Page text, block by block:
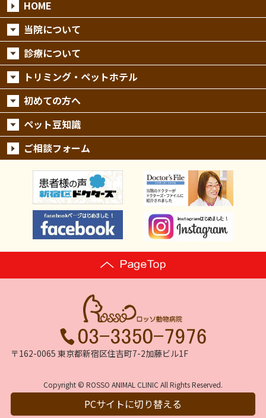
HOME
当院について
診療について
トリミング・ペットホテル
初めての方へ
ペット豆知識
ご相談フォーム
〒162-0065 東京都新宿区住吉町7-2加藤ビル1F
Copyright © ROSSO ANIMAL CLINIC All Rights Reserved.
PCサイトに切り替える